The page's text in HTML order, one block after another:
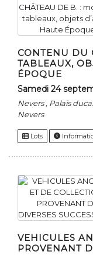
CONTENU DU
TABLEAUX,
ÉPOQUE
samedi 24
Nevers , Palais
Nevers
Lots
VEHICULES
PROVENANT